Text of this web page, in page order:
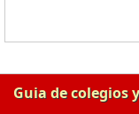
Guia de colegios